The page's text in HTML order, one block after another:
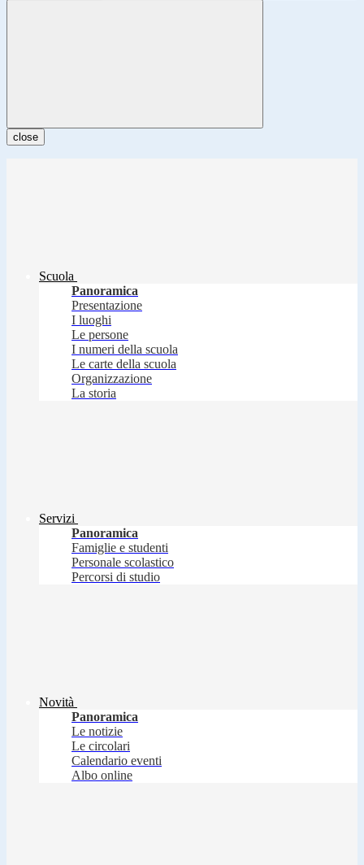
close
Scuola
Panoramica
Presentazione
I luoghi
Le persone
I numeri della scuola
Le carte della scuola
Organizzazione
La storia
Servizi
Panoramica
Famiglie e studenti
Personale scolastico
Percorsi di studio
Novità
Panoramica
Le notizie
Le circolari
Calendario eventi
Albo online